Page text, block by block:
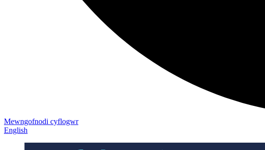
Mewngofnodi cyflogwr
English